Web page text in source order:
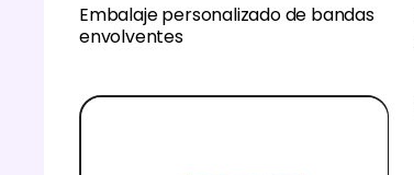
Embalaje personalizado de bandas
envolventes